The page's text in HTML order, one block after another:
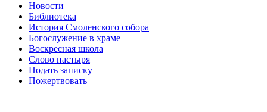
Новости
Библиотека
История Смоленского собора
Богослужение в храме
Воскресная школа
Слово пастыря
Подать записку
Пожертвовать